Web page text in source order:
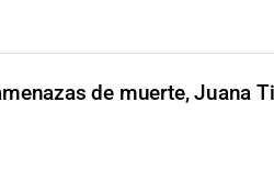
de muerte, Juana